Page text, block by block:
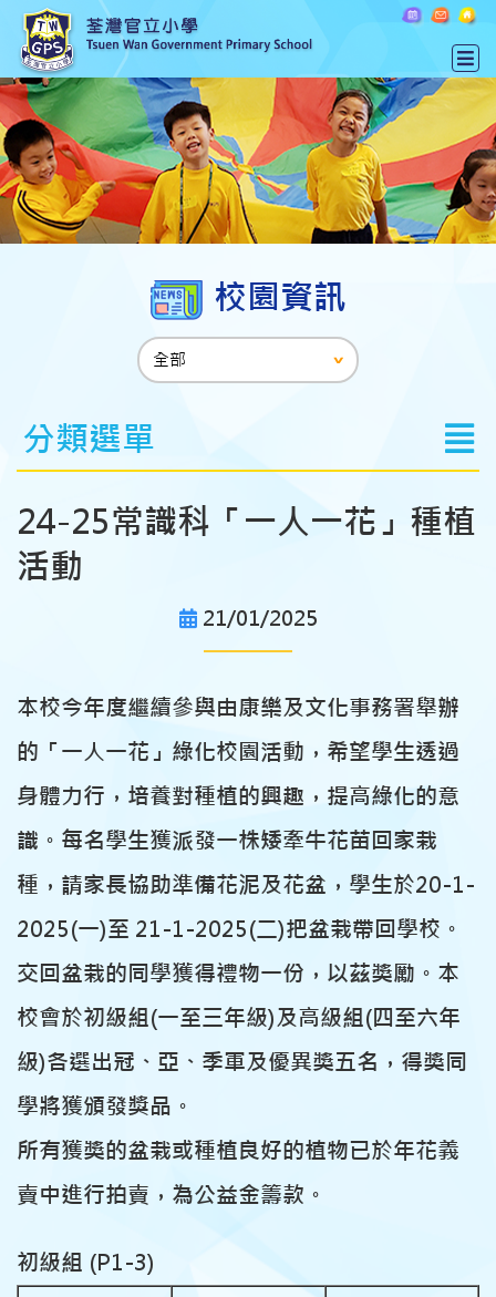
校園資訊
分類選單
24-25常識科「一人一花」種植
活動
21/01/2025
本校今年度繼續參與由康樂及文化事務署舉辦
的「一人一花」綠化校園活動，希望學生透過
身體力行，培養對種植的興趣，提高綠化的意
識。每名學生獲派發一株矮牽牛花苗回家栽
種，請家長協助準備花泥及花盆，學生於20-1-
2025(一)至 21-1-2025(二)把盆栽帶回學校。
交回盆栽的同學獲得禮物一份，以茲獎勵。本
校會於初級組(一至三年級)及高級組(四至六年
級)各選出冠、亞、季軍及優異獎五名，得獎同
學將獲頒發奬品。
所有獲獎的盆栽或種植良好的植物已於年花義
賣中進行拍賣，為公益金籌款。
初級組 (P1-3)